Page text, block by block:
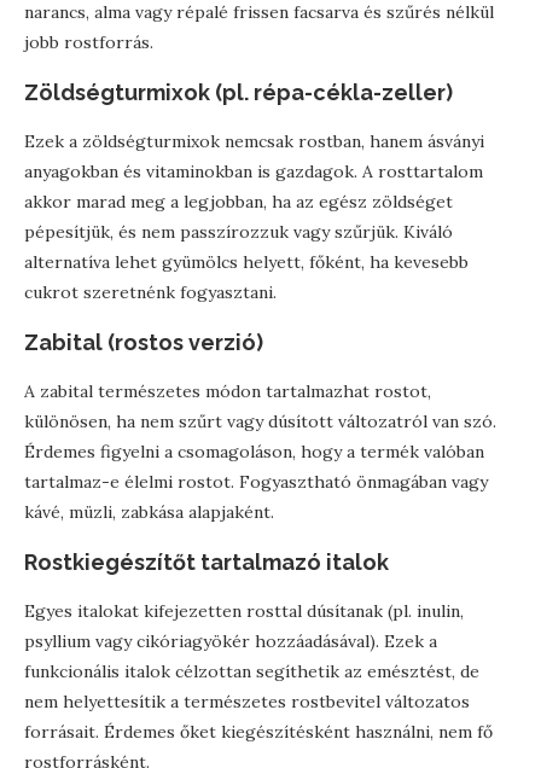
narancs, alma vagy répalé frissen facsarva és szűrés nélkül
jobb rostforrás.
Zöldségturmixok (pl. répa-cékla-zeller)
Ezek a zöldségturmixok nemcsak rostban, hanem ásványi
anyagokban és vitaminokban is gazdagok. A rosttartalom
akkor marad meg a legjobban, ha az egész zöldséget
pépesítjük, és nem passzírozzuk vagy szűrjük. Kiváló
alternatíva lehet gyümölcs helyett, főként, ha kevesebb
cukrot szeretnénk fogyasztani.
Zabital (rostos verzió)
A zabital természetes módon tartalmazhat rostot,
különösen, ha nem szűrt vagy dúsított változatról van szó.
Érdemes figyelni a csomagoláson, hogy a termék valóban
tartalmaz-e élelmi rostot. Fogyasztható önmagában vagy
kávé, müzli, zabkása alapjaként.
Rostkiegészítőt tartalmazó italok
Egyes italokat kifejezetten rosttal dúsítanak (pl. inulin,
psyllium vagy cikóriagyökér hozzáadásával). Ezek a
funkcionális italok célzottan segíthetik az emésztést, de
nem helyettesítik a természetes rostbevitel változatos
forrásait. Érdemes őket kiegészítésként használni, nem fő
rostforrásként.